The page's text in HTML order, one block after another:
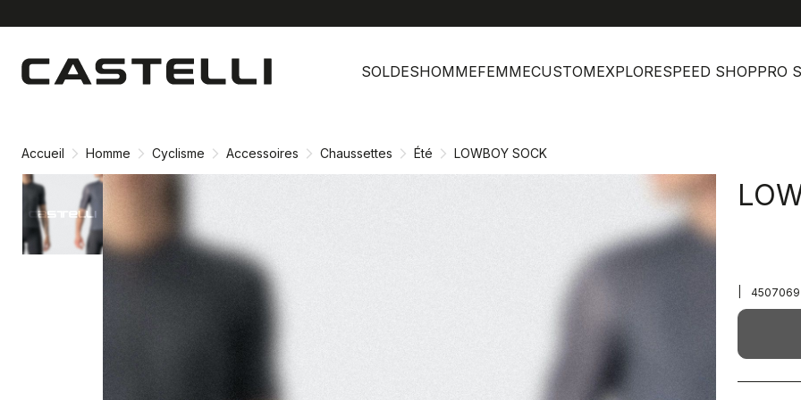
contenu
SOLDESHOMMEFEMMECUSTOMEXPLORESPEED SHOPPRO
Accueil Homme Cyclisme Accessoires Chaussettes Été LOWBOY SOCK
4507069